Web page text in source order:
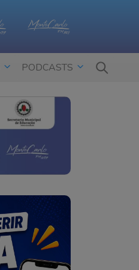
PODCASTS